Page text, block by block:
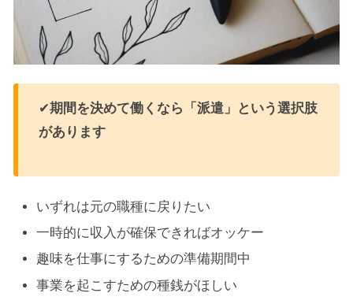
✔期間を決めて働くなら「派遣」という選択肢
があります
いずれは元の職種に戻りたい
一時的に収入が確保できればオッケー
趣味を仕事にするための準備期間中
事業を起こすための種銭がほしい